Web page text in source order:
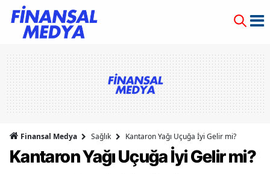
Finansal Medya Sağlık Kantaron Yağı Uçuğa İyi Gelir mi?
Kantaron Yağı Uçuğa İyi Gelir mi?